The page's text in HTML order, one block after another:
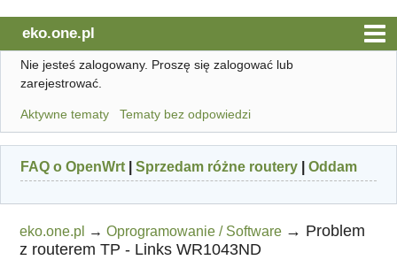
eko.one.pl
Witryna eko.one.pl
Użytkownicy
Regulamin
Rejestracja
Nie jesteś zalogowany. Proszę się zalogować lub
zarejestrować.
Aktywne tematy Tematy bez odpowiedzi
FAQ o OpenWrt| Sprzedam różne routery| Oddam
eko.one.pl →Oprogramowanie / Software → Problem
z routerem TP - Links WR1043ND